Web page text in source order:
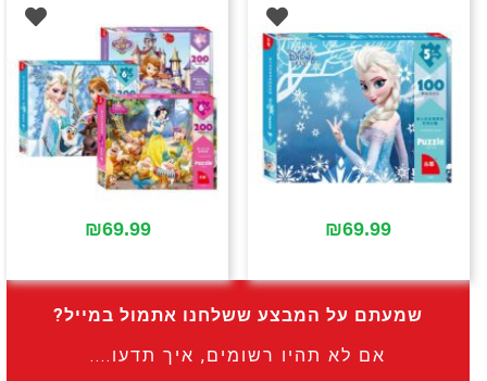
₪69.99
₪69.99
שמעתם על המבצע ששלחנו אתמול במייל?
אם לא תהיו רשומים, איך תדעו....